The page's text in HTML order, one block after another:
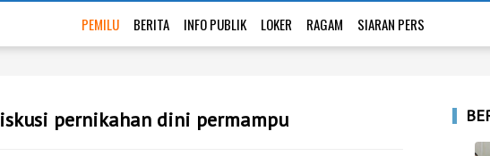
PEMILU BERITA INFO PUBLIK LOKER RAGAM SIARAN PERS
pernikahan dini permampu